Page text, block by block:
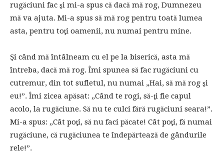
rugăciuni fac şi mi-a spus că dacă mă rog, Dumnezeu
mă va ajuta. Mi-a spus să mă rog pentru toată lumea
asta, pentru toţi oamenii, nu numai pentru mine.
Şi când mă întâlneam cu el pe la biserică, asta mă
întreba, dacă mă rog. Îmi spunea să fac rugăciuni cu
cutremur, din tot sufletul, nu numai „Hai, să mă rog şi
eu!”. Îmi zicea apăsat: „Când te rogi, să-ţi fie capul
acolo, la rugăciune. Să nu te culci fără rugăciuni seara!”.
Mi-a spus: „Cât poţi, să nu faci păcate! Cât poţi, fă numai
rugăciune, că rugăciunea te îndepărtează de gândurile
rele!”.